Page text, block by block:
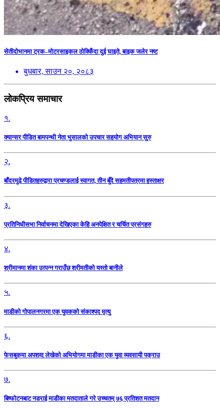
सेतीदोभानमा ट्रक–मोटरसाइकल ठोक्किँदा दुई घाइते, बाइक जलेर नष्ट
बुधबार, साउन २०, २०८३
लोकप्रिय समाचार
१.
क्यान्सर पीडित बामपन्थी नेता भुसालकाे उपचार सहयोग अभियान सुरु
२.
बाँदरमुढे पीडितहरुद्वारा प्रचण्डलाई स्वागत, तीन बुँदे सहमतीपत्रमा हस्ताक्षर
३.
प्रतिनिधीसभा निर्वाचनमा देखिएका केहि अनपेक्षित र चर्चित प्रसंगहरु
४.
श्रीमानमा शंका उत्पन्न गराउँछ श्रीमतीको यस्तो बानीले
५.
माडीको गोपालनगरमा एक युवकको संकाश्पद मृत्यु
६.
फेसबुकमा अपशव्द लेखेको अभियोगमा माडीका एक युवा व्यवसायी पक्राउ
७.
बिष्फोटनबाट नडराई माडीका मतदाताले गरे उच्चतम् ७६ प्रतिशत मतदान